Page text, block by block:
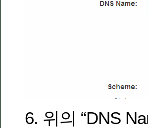
6. 위의 “DNS